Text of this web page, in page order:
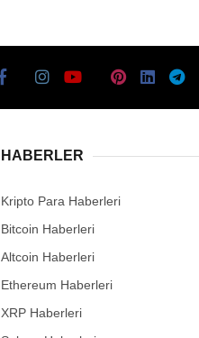
HABERLER
Kripto Para Haberleri
Bitcoin Haberleri
Altcoin Haberleri
Ethereum Haberleri
XRP Haberleri